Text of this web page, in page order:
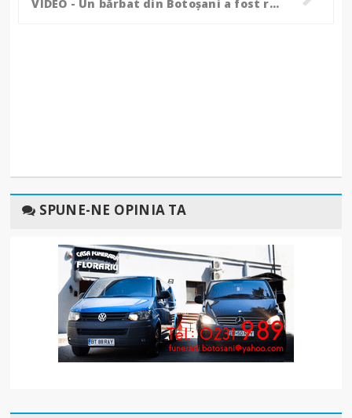
VIDEO - Un bărbat din Botoșani a fost reținut, după ce și-a bătut fratele!
SPUNE-NE OPINIA TA